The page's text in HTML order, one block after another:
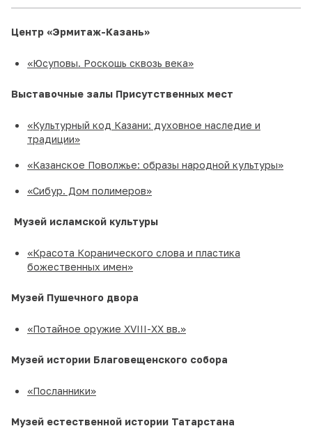
Центр «Эрмитаж-Казань»
«Юсуповы. Роскошь сквозь века»
Выставочные залы Присутственных мест
«Культурный код Казани: духовное наследие и
традиции»
«Казанское Поволжье: образы народной культуры»
«Сибур. Дом полимеров»
Музей исламской культуры
«Красота Коранического слова и пластика
божественных имен»
Музей Пушечного двора
«Потайное оружие XVIII-XX вв.»
Музей истории Благовещенского собора
«Посланники»
Музей естественной истории Татарстана